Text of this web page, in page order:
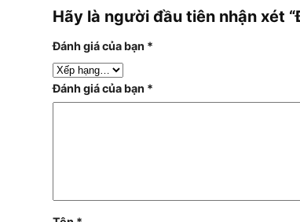
Hãy là người đầu tiên nhận xét
Đánh giá của bạn *
Đánh giá của bạn *